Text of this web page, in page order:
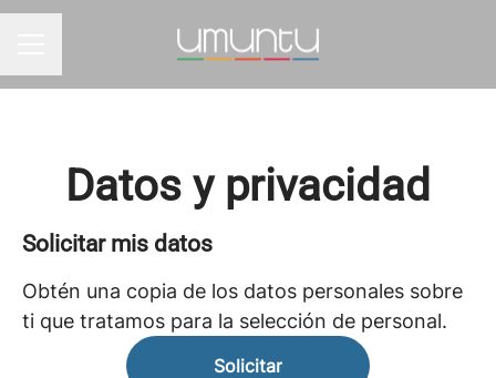
Datos y privacidad
Solicitar mis datos
Obtén una copia de los datos personales sobre
ti que tratamos para la selección de personal.
Solicitar